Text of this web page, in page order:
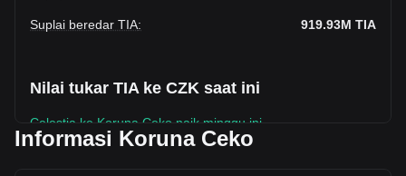
Suplai beredar TIA: 919.93M TIA
Nilai tukar TIA ke CZK saat ini
Celestia ke Koruna Ceko naik minggu ini.
Informasi Koruna Ceko